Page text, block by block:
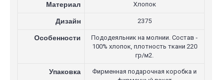
Материал Хлопок
Дизайн 2375
Особенности
Пододеяльник на молнии. Состав -
100% хлопок, плотность ткани 220
гр/м2.
Упаковка
Фирменная подарочная коробка и